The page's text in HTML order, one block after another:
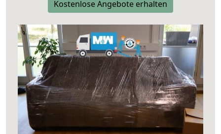
Kostenlose Angebote erhalten